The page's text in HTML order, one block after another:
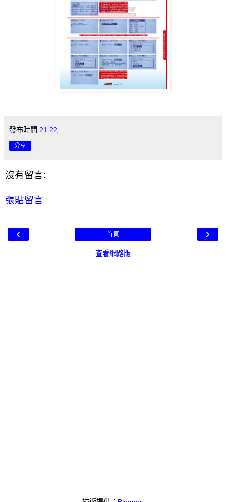
發布時間 21:22
分享
沒有留言:
張貼留言
‹ ›
首頁
查看網路版